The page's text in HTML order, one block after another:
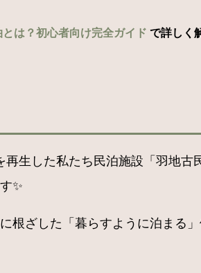
は？初心者向け完全ガイド で詳しく
生した私たち民泊施設「羽地
✨
根ざした「暮らすように泊まる